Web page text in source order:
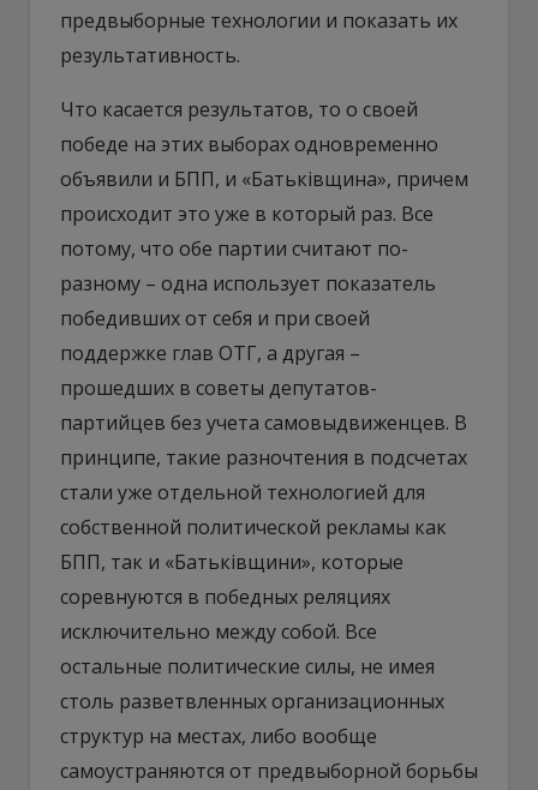
предвыборные технологии и показать их
результативность.
Что касается результатов, то о своей
победе на этих выборах одновременно
объявили и БПП, и «Батьківщина», причем
происходит это уже в который раз. Все
потому, что обе партии считают по-
разному – одна использует показатель
победивших от себя и при своей
поддержке глав ОТГ, а другая –
прошедших в советы депутатов-
партийцев без учета самовыдвиженцев. В
принципе, такие разночтения в подсчетах
стали уже отдельной технологией для
собственной политической рекламы как
БПП, так и «Батьківщини», которые
соревнуются в победных реляциях
исключительно между собой. Все
остальные политические силы, не имея
столь разветвленных организационных
структур на местах, либо вообще
самоустраняются от предвыборной борьбы